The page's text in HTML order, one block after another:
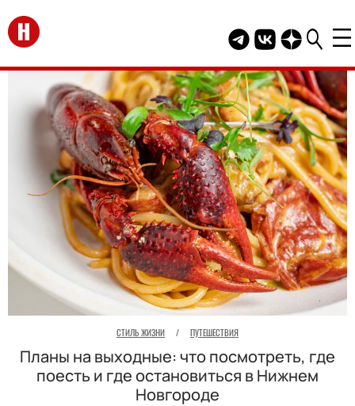
Перейти на главную
Telegram канал
Группа HELLO
Канал
СТИЛЬ ЖИЗНИ / ПУТЕШЕСТВИЯ
Планы на выходные: что посмотреть, где
поесть и где остановиться в Нижнем
Новгороде